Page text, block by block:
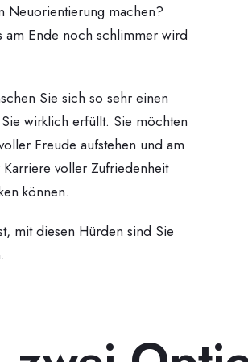
Neuorientierung machen?
am Ende noch schlimmer wird
Sie sich so sehr einen
wirklich erfüllt. Sie möchten
Freude aufstehen und am
voller Zufriedenheit
können.
mit diesen Hürden sind Sie